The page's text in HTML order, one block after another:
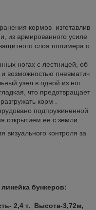
кормов изготавлив
из армированного усиле
слоя полимера о
ногах с лестницей, об
возможностью пневматич
узел в одной из ног.
что предотвращает
корм .
подпружиненной
открытием ее с земли.
контроля за
бункеров:
2,4 т. Высота-3,72м,